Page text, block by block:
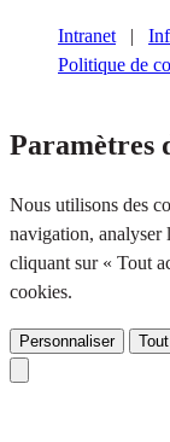
Intranet |
Politique de
Paramètres
Nous utilisons des
navigation, analyser
cliquant sur « Tout
cookies.
Personnaliser